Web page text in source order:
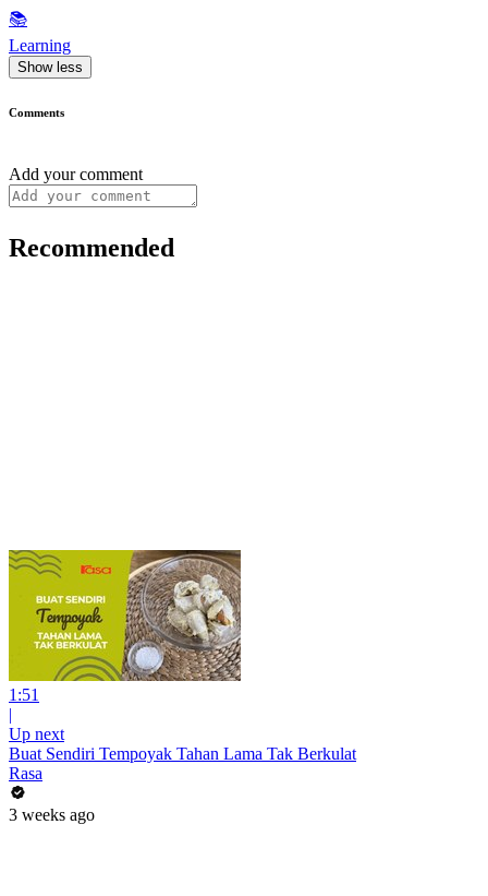
📚
Learning
Show less
Comments
Add your comment
Recommended
1:51
|
Up next
Buat Sendiri Tempoyak Tahan Lama Tak Berkulat
Rasa
3 weeks ago